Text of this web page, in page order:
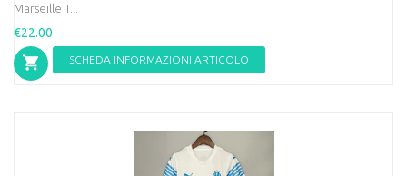
Marseille T...
€22.00
SCHEDA INFORMAZIONI ARTICOLO